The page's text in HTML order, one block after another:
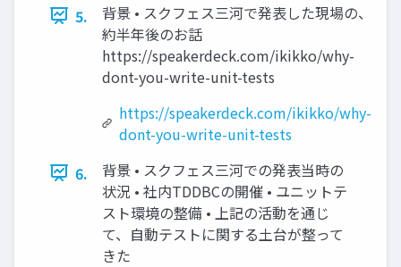
5.
背景 • スクフェス三河で発表した現場の、
約半年後のお話
https://speakerdeck.com/ikikko/why-
dont-you-write-unit-tests
https://speakerdeck.com/ikikko/why-
dont-you-write-unit-tests
6.
背景 • スクフェス三河での発表当時の
状況 • 社内TDDBCの開催 • ユニットテ
スト環境の整備 • 上記の活動を通じ
て、自動テストに関する土台が整って
きた